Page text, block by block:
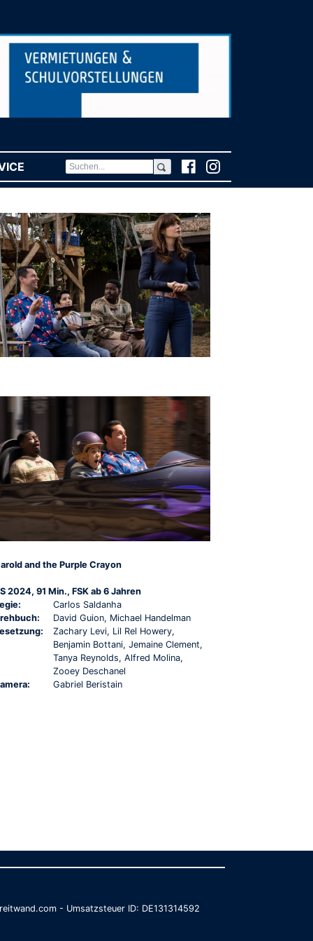
(CURRENT)
and the Purple Crayon
2024, 91 Min., FSK ab 6 Jahren
Carlos Saldanha
David Guion, Michael Handelman
Zachary Levi, Lil Rel Howery,
Benjamin Bottani, Jemaine Clement,
Tanya Reynolds, Alfred Molina,
Zooey Deschanel
Gabriel Beristain
- Umsatzsteuer ID: DE131314592